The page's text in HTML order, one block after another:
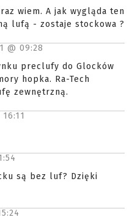
wiem. A jak wygląda ten
lufą - zostaje stockowa ?
@ 09:28
preclufy do Glocków
hopka. Ra-Tech
zewnętrzną.
16:11
są bez luf? Dzięki